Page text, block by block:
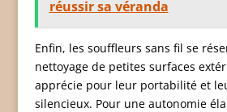
réussir sa véranda
Enfin, les souffleurs sans fil se
nettoyage de petites surfaces
apprécie pour leur portabilité et
silencieux. Pour une autonomie